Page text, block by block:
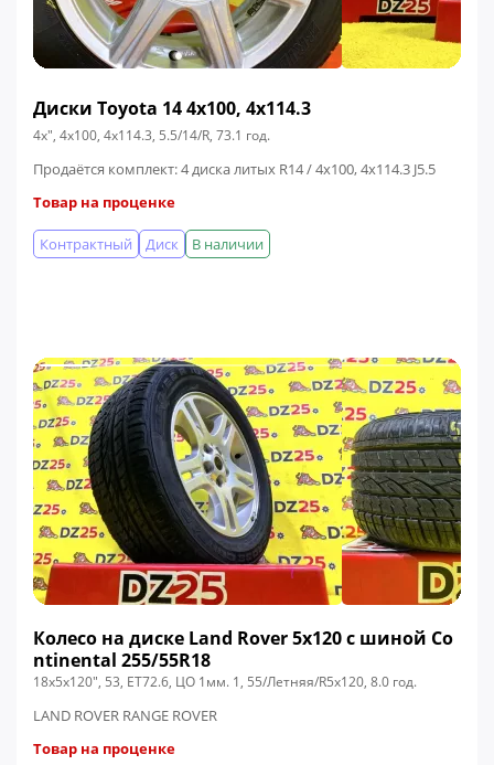
Диски Toyota 14 4x100, 4x114.3
4x", 4x100, 4x114.3, 5.5/14/R, 73.1 год.
Продаётся комплект: 4 диска литых R14 / 4x100, 4x114.3 J5.5
Товар на проценке
В наличии
Диск
Контрактный
Колесо на диске Land Rover 5x120 c шиной Co
ntinental 255/55R18
18x5x120", 53, ЕТ72.6, ЦО 1мм. 1, 55/Летняя/R5x120, 8.0 год.
LAND ROVER RANGE ROVER
Товар на проценке